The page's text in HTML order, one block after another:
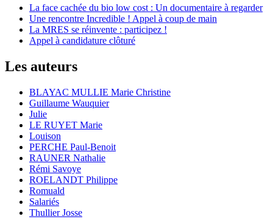
La face cachée du bio low cost : Un documentaire à regarder
Une rencontre Incredible ! Appel à coup de main
La MRES se réinvente : participez !
Appel à candidature clôturé
Les auteurs
BLAYAC MULLIE Marie Christine
Guillaume Wauquier
Julie
LE RUYET Marie
Louison
PERCHE Paul-Benoit
RAUNER Nathalie
Rémi Savoye
ROELANDT Philippe
Romuald
Salariés
Thullier Josse